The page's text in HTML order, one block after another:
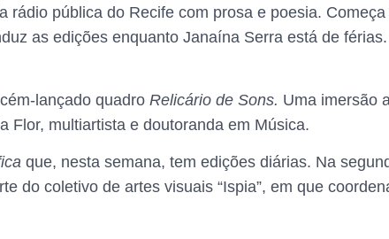
pública do Recife com prosa e poesia.
as edições enquanto Janaína Serra está de
lançado quadro Relicário de Sons. Uma imersão
Flor, multiartista e doutoranda em Música.
que, nesta semana, tem edições diárias. Na
do coletivo de artes visuais “Ispia”, em que